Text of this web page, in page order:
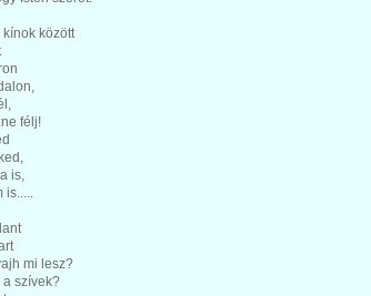
kínok között
félj!
is,
is.....
mi lesz?
a szívek?